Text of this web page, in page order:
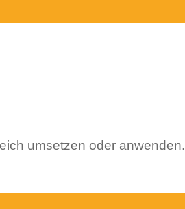
umsetzen oder anwenden.